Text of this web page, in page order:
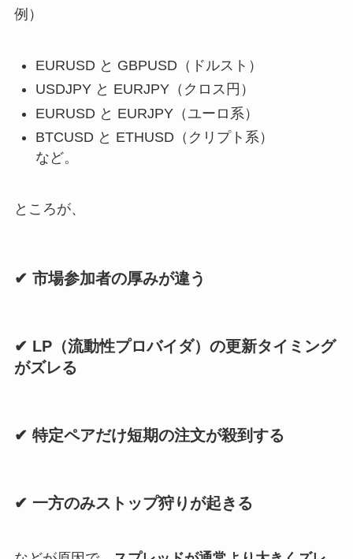
例）
EURUSD と GBPUSD（ドルスト）
USDJPY と EURJPY（クロス円）
EURUSD と EURJPY（ユーロ系）
BTCUSD と ETHUSD（クリプト系）
など。
ところが、
✔ 市場参加者の厚みが違う
✔ LP（流動性プロバイダ）の更新タイミング
がズレる
✔ 特定ペアだけ短期の注文が殺到する
✔ 一方のみストップ狩りが起きる